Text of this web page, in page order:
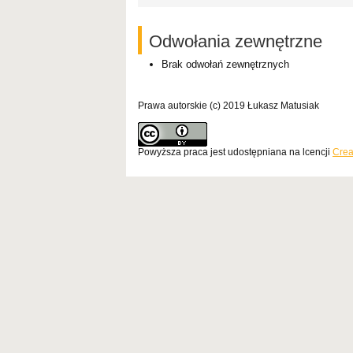
Odwołania zewnętrzne
Brak odwołań zewnętrznych
Prawa autorskie (c) 2019 Łukasz Matusiak
Powyższa praca jest udostępniana na lcencji